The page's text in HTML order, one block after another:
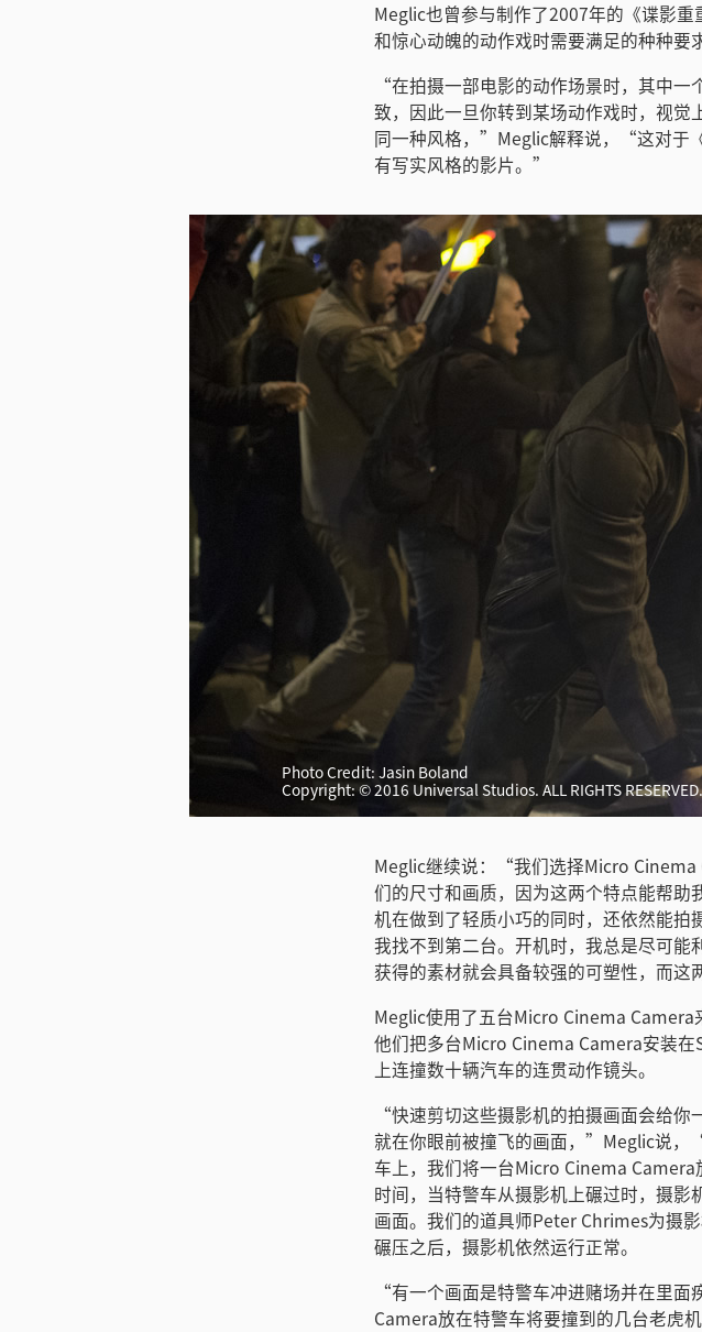
Meglic也曾参与制作了2007年的《谍影
和惊心动魄的动作戏时需要满足的种种要
“在拍摄一部电影的动作场景时，其中
致，因此一旦你转到某场动作戏时，视觉
同一种风格，”Meglic解释说，“这对于
有写实风格的影片。”
Photo Credit: Jasin Boland
Copyright: © 2016 Universal Studios. ALL RIGHTS
Meglic继续说：“我们选择Micro
们的尺寸和画质，因为这两个特点能帮
机在做到了轻质小巧的同时，还依然能
我找不到第二台。开机时，我总是尽可
获得的素材就会具备较强的可塑性，而这
Meglic使用了五台Micro Cinema Camera
他们把多台Micro Cinema Camera安装在
上连撞数十辆汽车的连贯动作镜头。
“快速剪切这些摄影机的拍摄画面会给
就在你眼前被撞飞的画面，”Meglic说，
车上，我们将一台Micro Cinema
时间，当特警车从摄影机上碾过时，摄
画面。我们的道具师Peter Chrimes为摄
碾压之后，摄影机依然运行正常。
“有一个画面是特警车冲进赌场并在里
Camera放在特警车将要撞到的几台老虎